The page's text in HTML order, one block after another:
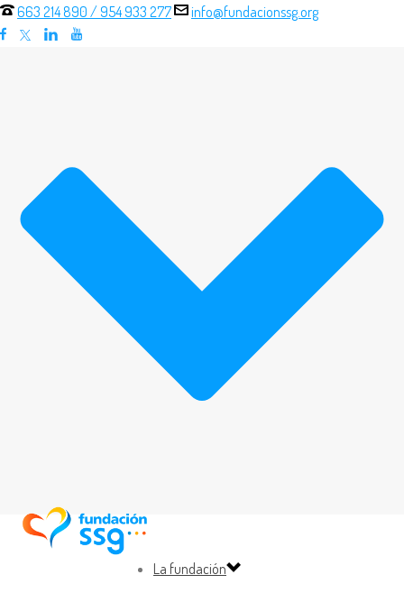
663 214 890 /954 933 277 info@fundacionssg.org
La fundación